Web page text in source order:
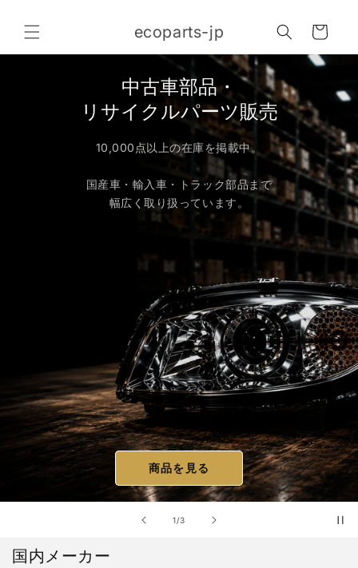
進む
ecoparts-jp
ー
ト
1/の
3
中古車部品・
リサイクルパーツ販売
10,000点以上の在庫を掲載中。
国産車・輸入車・トラック部品まで
幅広く取り扱っています。
商品を見る
国内メーカー